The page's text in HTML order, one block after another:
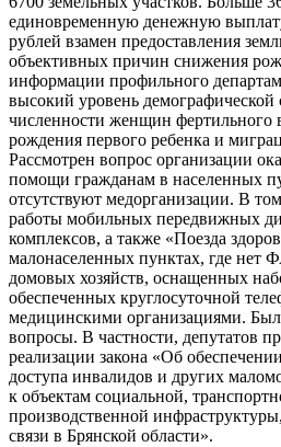
единовременную денежную
рублей взамен предоставления
объективных причин снижения
информации профильного
высокий уровень демографической
численности женщин фертильного
рождения первого ребенка и
Рассмотрен вопрос организации
помощи гражданам в населенных
отсутствуют медорганизации. В
работы мобильных передвижных
комплексов, а также «Поезда
малонаселенных пунктах, где нет
домовых хозяйств, оснащенных
обеспеченных круглосуточной
медицинскими организациями.
вопросы. В частности, депутатов
реализации закона «Об
доступа инвалидов и других
к объектам социальной,
производственной
связи в Брянской области».